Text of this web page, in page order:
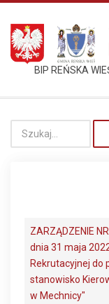
BIP REŃSKA
ZARZĄDZENIE
dnia 31 maja
Rekrutacyjnej do
stanowisko
w Mechnicy"